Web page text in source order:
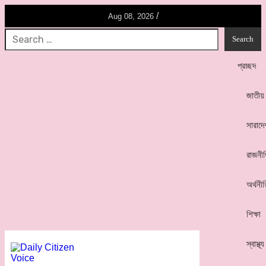
Aug 08, 2026 /
প্রচ্ছদ
জাতীয়
শিক্ষা
স্বাস্থ্য